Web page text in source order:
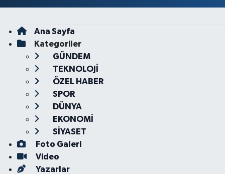
Ana Sayfa
Kategoriler
GÜNDEM
TEKNOLOJİ
ÖZEL HABER
SPOR
DÜNYA
EKONOMİ
SİYASET
Foto Galeri
Video
Yazarlar